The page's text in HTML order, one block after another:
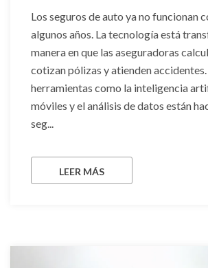
Los seguros de auto ya no funcionan
algunos años. La tecnología está
manera en que las aseguradoras
cotizan pólizas y atienden
herramientas como la inteligencia
móviles y el análisis de datos están
seg...
LEER MÁS